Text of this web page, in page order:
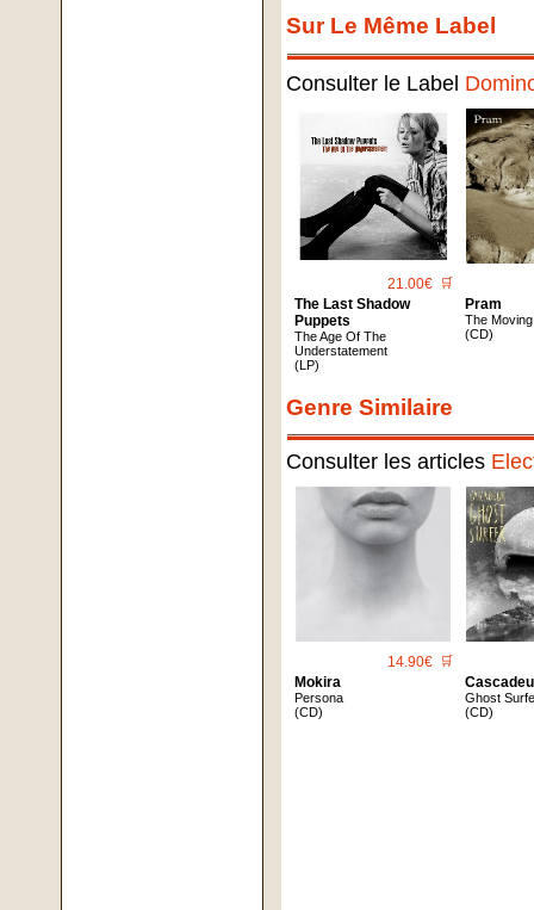
Sur Le Même Label
Consulter le Label
21.00€ 🛒
The Last Shadow
Puppets
The Age Of The
Understatement
(LP)
Pram
The
(CD)
Genre Similaire
Consulter les articles
14.90€ 🛒
Mokira
Persona
(CD)
Ghost
(CD)